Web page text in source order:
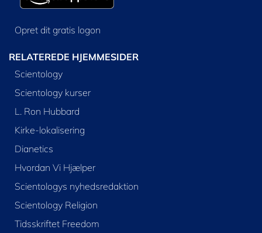
Opret dit gratis logon
RELATEREDE HJEMMESIDER
Scientology
Scientology kurser
L. Ron Hubbard
Kirke-lokalisering
Dianetics
Hvordan Vi Hjælper
Scientologys nyhedsredaktion
Scientology Religion
Tidsskriftet Freedom